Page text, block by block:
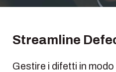
Streamline
Gestire i difetti in